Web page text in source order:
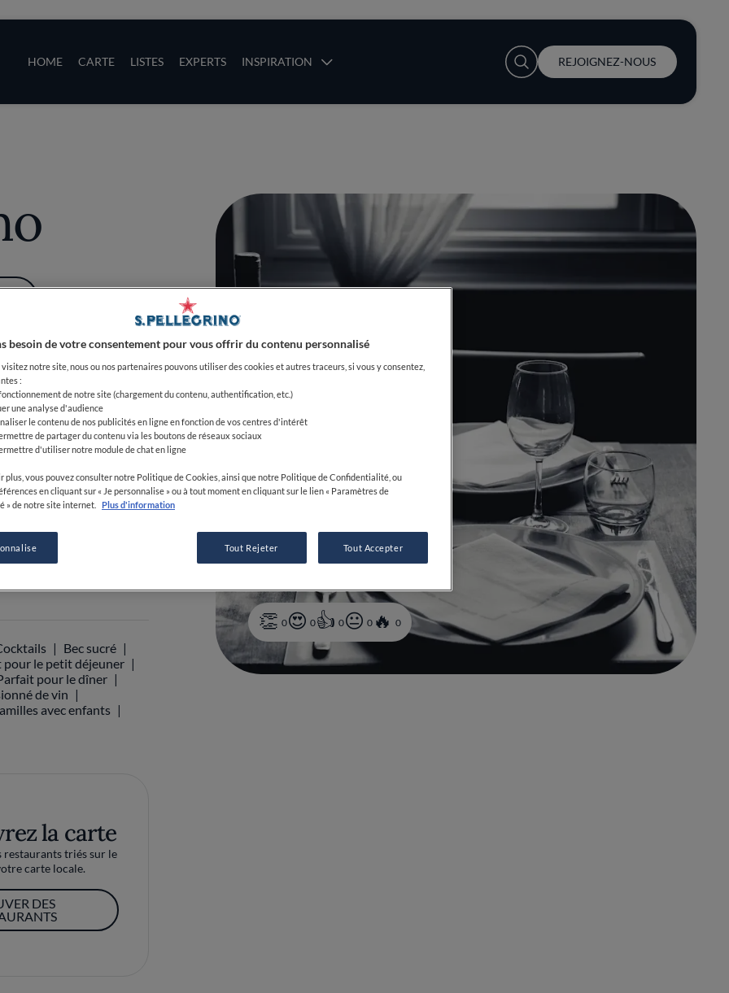
HOME CARTE LISTES EXPERTS INSPIRATION
User account menu
REJOIGNEZ-NOUS
0 0 0 0 0
93 50 24 27
Bec sucré
pour le petit déjeuner
pour le dîner
de vin
avec enfants
la carte
restaurants triés sur le
carte locale.
DES
besoin de votre consentement pour vous offrir du contenu personnalisé
visitez notre site, nous ou nos partenaires pouvons utiliser des cookies et autres traceurs, si vous y consentez,
:
de notre site (chargement du contenu, authentification, etc.)
une analyse d'audience
le contenu de nos publicités en ligne en fonction de vos centres d'intérêt
de partager du contenu via les boutons de réseaux sociaux
d'utiliser notre module de chat en ligne
plus, vous pouvez consulter notre Politique de Cookies, ainsi que notre Politique de Confidentialité, ou
en cliquant sur « Je personnalise » ou à tout moment en cliquant sur le lien « Paramètres de
» de notre site internet.
Plus d'information
Tout Rejeter Tout Accepter